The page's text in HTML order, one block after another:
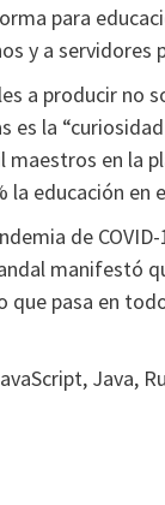
para
y a servidores
a producir no
es la
maestros en la
educación en
de
manifestó
pasa en
Java,